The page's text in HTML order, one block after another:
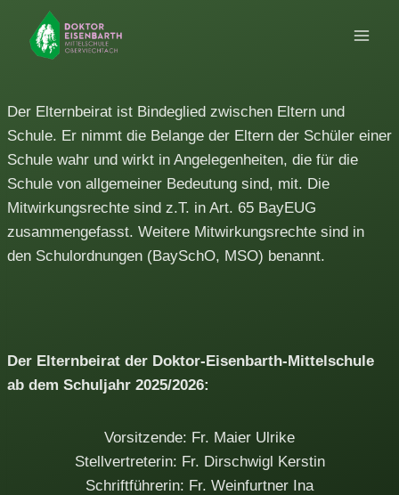
Inhalt
springen
Der Elternbeirat ist Bindeglied zwischen Eltern und
Schule. Er nimmt die Belange der Eltern der Schüler einer
Schule wahr und wirkt in Angelegenheiten, die für die
Schule von allgemeiner Bedeutung sind, mit. Die
Mitwirkungsrechte sind z.T. in Art. 65 BayEUG
zusammengefasst. Weitere Mitwirkungsrechte sind in
den Schulordnungen (BaySchO, MSO) benannt.
Der Elternbeirat der Doktor-Eisenbarth-Mittelschule
ab dem Schuljahr 2025/2026:
Vorsitzende: Fr. Maier Ulrike
Stellvertreterin: Fr. Dirschwigl Kerstin
Schriftführerin: Fr. Weinfurtner Ina